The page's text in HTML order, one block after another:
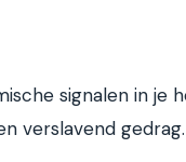
signalen in je
verslavend gedrag.